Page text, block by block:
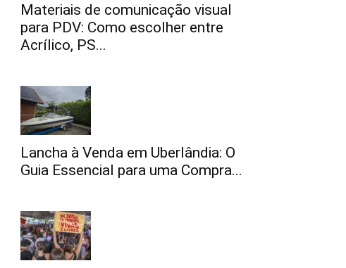
Materiais de comunicação visual
para PDV: Como escolher entre
Acrílico, PS...
Lancha à Venda em Uberlândia: O
Guia Essencial para uma Compra...